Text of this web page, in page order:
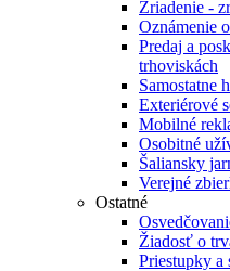
Zriadenie -
Oznámenie
Predaj a
trhoviskách
Samostatne
Exteriérové
Mobilné
Osobitné
Šaliansky
Verejné
Ostatné
Žiadosť o
Priestupky a